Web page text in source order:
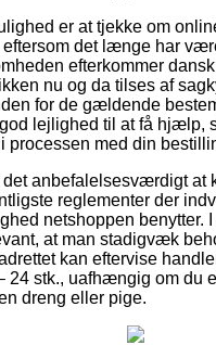
er at tjekke om
det længe har
efterkommer
nu og da tilses af
for de gældende
lejlighed til at få hjælp,
processen med din
det anbefalelsesværdigt at
reglementer der
netshoppen benytter.
at man stadigvæk
kan eftervise
24 stk., uafhængig om du
dreng eller pige.